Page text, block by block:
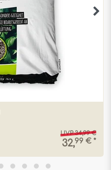
UVP 34,99 €
32,99 € *